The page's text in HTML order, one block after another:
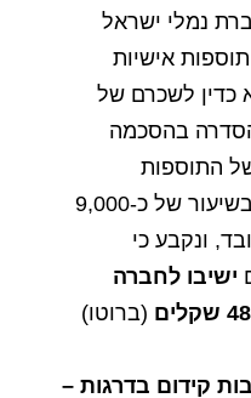
נמלי ישראל
תוספות אישיות
כדין לשכרם של
בהסכמה
התוספות
של כ-9,000
, ונקבע כי
ישיבו לחברה
שקלים (ברוטו)
קידום בדרגות –